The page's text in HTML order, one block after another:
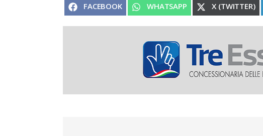
SHARE ON
FACEBOOK SHARE ON
WHATSAPP SHARE ON
X (TWITTER)